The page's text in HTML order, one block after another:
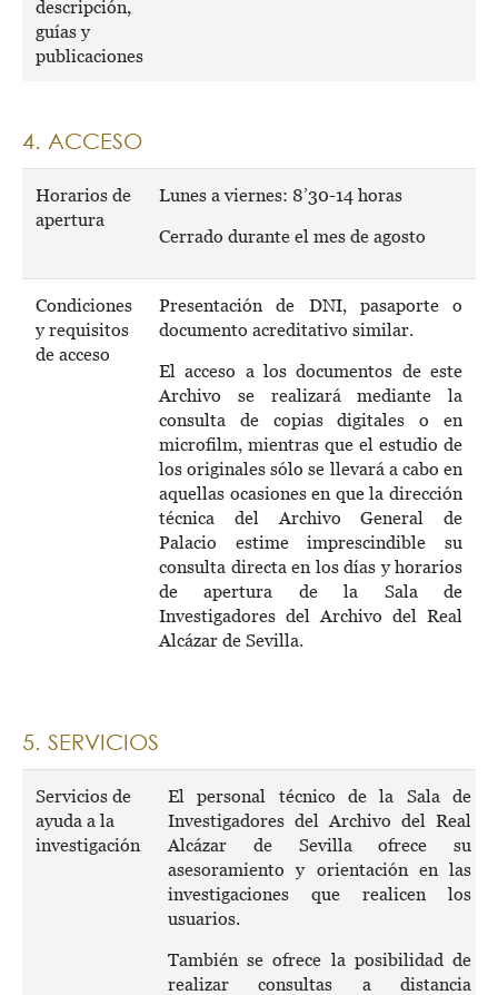
descripción,
guías y
publicaciones
4. ACCESO
Horarios de
apertura
Lunes a viernes: 8’30-14 horas
Cerrado durante el mes de agosto
Condiciones
y requisitos
de acceso
Presentación de DNI, pasaporte o
documento acreditativo similar.
El acceso a los documentos de este
Archivo se realizará mediante la
consulta de copias digitales o en
microfilm, mientras que el estudio de
los originales sólo se llevará a cabo en
aquellas ocasiones en que la dirección
técnica del Archivo General de
Palacio estime imprescindible su
consulta directa en los días y horarios
de apertura de la Sala de
Investigadores del Archivo del Real
Alcázar de Sevilla.
5. SERVICIOS
Servicios de
ayuda a la
investigación
El personal técnico de la Sala de
Investigadores del Archivo del Real
Alcázar de Sevilla ofrece su
asesoramiento y orientación en las
investigaciones que realicen los
usuarios.
También se ofrece la posibilidad de
realizar consultas a distancia